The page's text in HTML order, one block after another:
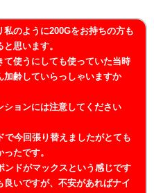
私のように200Gをお持ちの方も
思います。
て使うにしても使っていた当時
加齢していらっしゃいますか
ションには注意してください
で今回張り替えましたがとても
たです。
ンドがマックスという感じです
良いですが、不安があればナイ